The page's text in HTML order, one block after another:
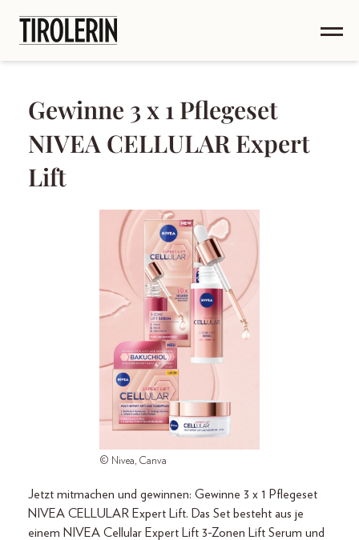
Gewinne 3 x 1 Pflegeset
NIVEA CELLULAR Expert
Lift
© Nivea, Canva
Jetzt mitmachen und gewinnen: Gewinne 3 x 1 Pflegeset
NIVEA CELLULAR Expert Lift. Das Set besteht aus je
einem NIVEA Cellular Expert Lift 3-Zonen Lift Serum und